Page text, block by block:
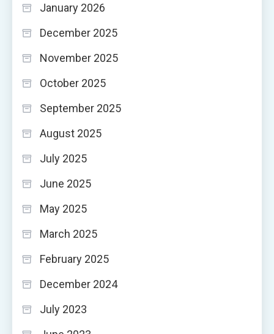
January 2026
December 2025
November 2025
October 2025
September 2025
August 2025
July 2025
June 2025
May 2025
March 2025
February 2025
December 2024
July 2023